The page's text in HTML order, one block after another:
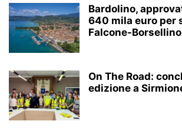
Bardolino,
640 mila euro per
Falcone-Borsellino
On The Road:
edizione a